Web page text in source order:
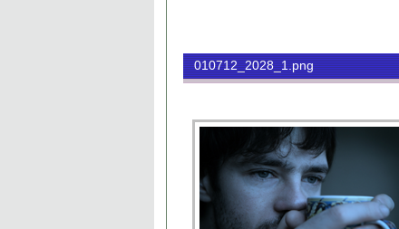
010712_2028_1.png